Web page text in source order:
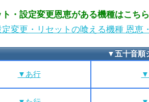
ト・設定変更恩恵がある機種はこちら
変更・リセットの喰える機種 恩恵
▼五十音順
▼あ行 ▼